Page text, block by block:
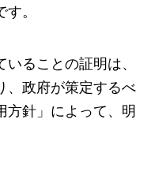
。
ることの証明は、
、政府が策定するべ
方針」によって、明